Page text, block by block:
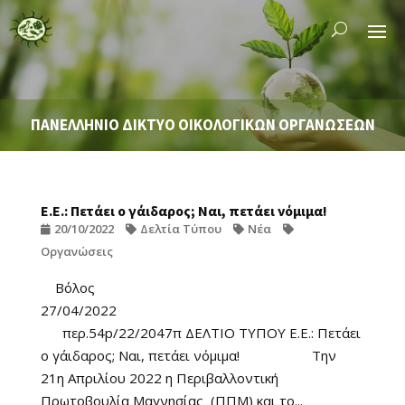
ΠΑΝΕΛΛΗΝΙΟ ΔΙΚΤΥΟ ΟΙΚΟΛΟΓΙΚΩΝ ΟΡΓΑΝΩΣΕΩΝ
Ε.Ε.: Πετάει ο γάιδαρος; Ναι, πετάει νόμιμα!
20/10/2022 Δελτία Τύπου
Νέα
Οργανώσεις
Βόλος
27/04/2022
περ.54p/22/2047π ΔΕΛΤΙΟ ΤΥΠΟΥ Ε.Ε.: Πετάει
ο γάιδαρος; Ναι, πετάει νόμιμα! Την
21η Απριλίου 2022 η Περιβαλλοντική
Πρωτοβουλία Μαγνησίας (ΠΠΜ) και το...